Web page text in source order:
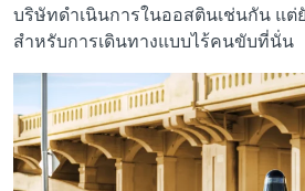
บริษัทดำเนินการในออสตินเช่นกัน แต่ยั
สำหรับการเดินทางแบบไร้คนขับที่นั่น